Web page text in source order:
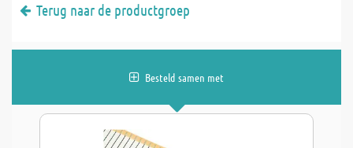
Terug naar de productgroep
Besteld samen met